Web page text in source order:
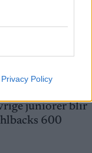
Privacy Policy
juniorer blir
600